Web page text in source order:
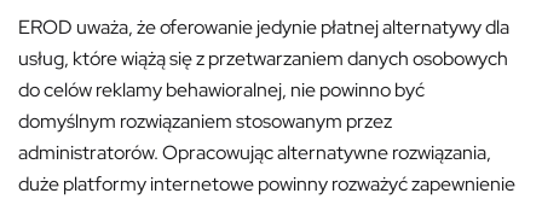
EROD uważa, że oferowanie jedynie płatnej alternatywy dla
usług, które wiążą się z przetwarzaniem danych osobowych
do celów reklamy behawioralnej, nie powinno być
domyślnym rozwiązaniem stosowanym przez
administratorów. Opracowując alternatywne rozwiązania,
duże platformy internetowe powinny rozważyć zapewnienie